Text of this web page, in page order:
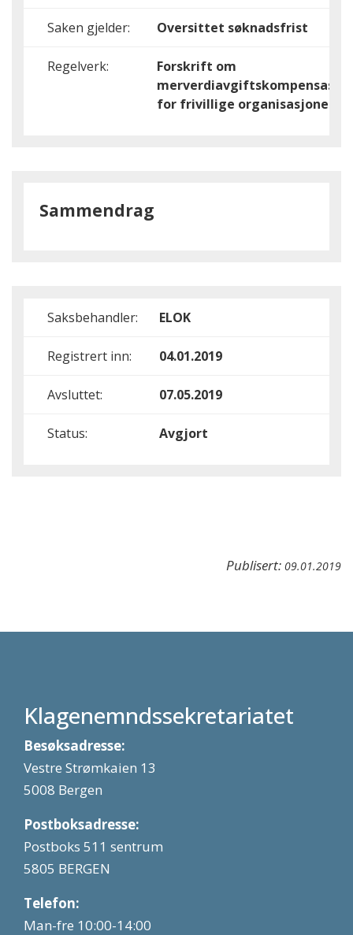
Saken gjelder: Oversittet søknadsfrist
Regelverk:
Forskrift om
for frivillige organisasjoner
Sammendrag
Saksbehandler: ELOK
Registrert inn: 04.01.2019
Avsluttet: 07.05.2019
Status: Avgjort
Publisert: 09.01.2019
Klagenemndssekretariatet
Besøksadresse:
Vestre Strømkaien 13
5008 Bergen
Postboksadresse:
Postboks 511 sentrum
5805 BERGEN
Telefon:
Man-fre 10:00-14:00